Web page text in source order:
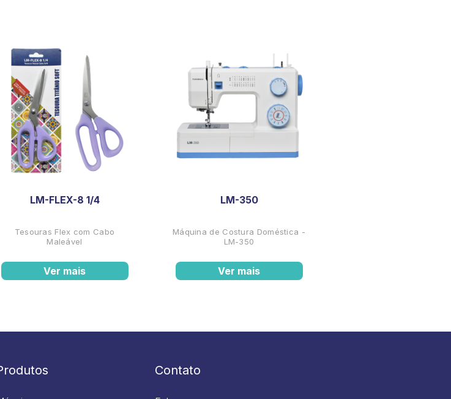
LM-FLEX-8 1/4
Tesouras Flex com Cabo
Maleável
Ver mais
LM-350
Máquina de Costura Doméstica -
LM-350
Ver mais
Contato